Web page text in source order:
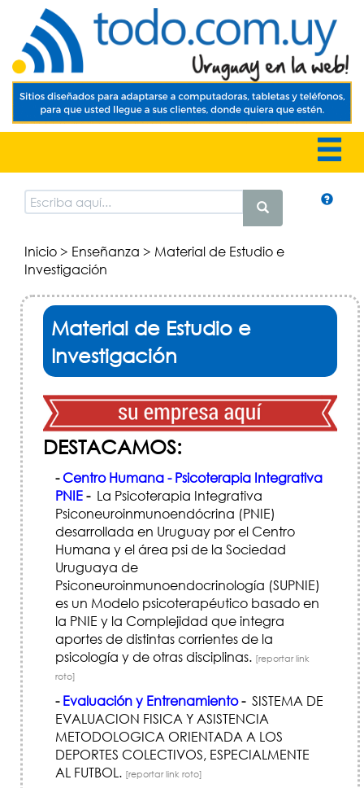
Inicio> Enseñanza > Material de Estudio e
Investigación
Material de Estudio e
Investigación
DESTACAMOS:
-Centro Humana - Psicoterapia Integrativa
PNIE-La Psicoterapia Integrativa
Psiconeuroinmunoendócrina (PNIE)
desarrollada en Uruguay por el Centro
Humana y el área psi de la Sociedad
Uruguaya de
Psiconeuroinmunoendocrinología (SUPNIE)
es un Modelo psicoterapéutico basado en
la PNIE y la Complejidad que integra
aportes de distintas corrientes de la
psicología y de otras disciplinas. [reportar link
roto]
- Evaluación y Entrenamiento-SISTEMA DE
EVALUACION FISICA Y ASISTENCIA
METODOLOGICA ORIENTADA A LOS
DEPORTES COLECTIVOS, ESPECIALMENTE
AL FUTBOL. [reportar link roto]